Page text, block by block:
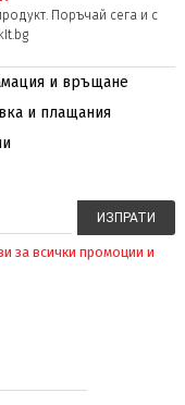
Поръчай сега и с
и връщане
и плащания
за всички промоции и